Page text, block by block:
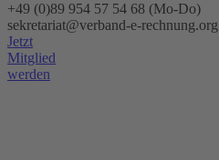
+49 (0)89 954 57 54 68 (Mo-Do)
sekretariat@verband-e-rechnung.org
Jetzt
Mitglied
werden